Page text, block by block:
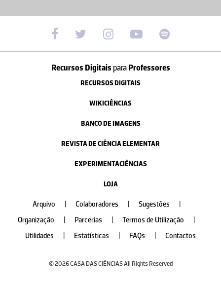
Recursos Digitais paraProfessores
RECURSOS DIGITAIS
WIKICIÊNCIAS
BANCO DE IMAGENS
REVISTA DE CIÊNCIA ELEMENTAR
EXPERIMENTACIÊNCIAS
LOJA
Arquivo Colaboradores Sugestões
Organização
Parcerias Termos de Utilização
Utilidades
Estatísticas FAQs Contactos
© 2026 CASA DAS CIÊNCIAS All Rights Reserved